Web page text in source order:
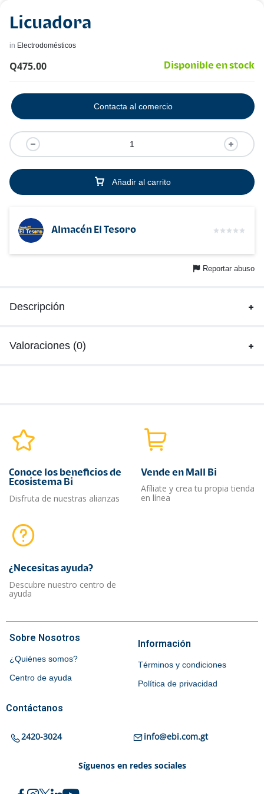
Licuadora
in Electrodomésticos
Q475.00 Disponible en stock
Añadir al carrito
Contacta al comercio
Almacén El Tesoro
Reportar abuso
Descripción
Valoraciones (0)
Conoce los beneficios de
Ecosistema Bi
Disfruta de nuestras alianzas
Vende en Mall Bi
Afíliate y crea tu propia tienda
en línea
¿Necesitas ayuda?​
Descubre nuestro centro de
ayuda
Sobre Nosotros
¿Quiénes somos?
Centro de ayuda
Información
Términos y condiciones
Política de privacidad
Contáctanos
2420-3024 info@ebi.com.gt
Síguenos en redes sociales